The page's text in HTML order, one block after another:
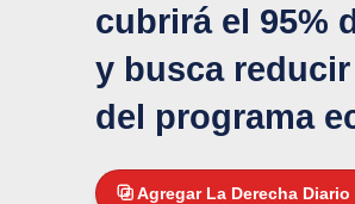
cubrirá el 95%
y busca
del programa
Agregar La Derecha Diario